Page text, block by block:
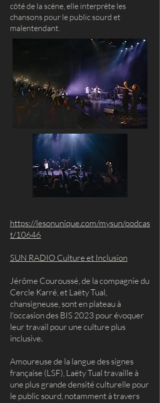
côté de la scène, elle interprète les
chansons pour le public sourd et
malentendant.
https://lesonunique.com/mysun/podcas
t/10646
SUN RADIO Culture et Inclusion
Jérôme Couroussé, de la compagnie du
Cercle Karré, et Laëty Tual,
chansigneuse, sont en plateau à
l'occasion des BIS 2023 pour évoquer
leur travail pour une culture plus
inclusive.
Amoureuse de la langue des signes
française (LSF), Laëty Tual travaille à
une plus grande densité culturelle pour
le public sourd, notamment à travers